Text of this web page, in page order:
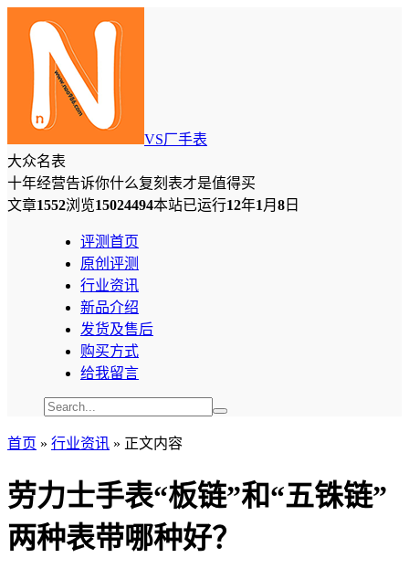
VS厂手表
大众名表
十年经营告诉你什么复刻表才是值得买
文章1552浏览15024494本站已运行12年1 月 8 日
评测首页
原创评测
行业资讯
新品介绍
发货及售后
购买方式
给我留言
首页 » 行业资讯 » 正文内容
劳力士手表“板链”和“五铢链”
两种表带哪种好？